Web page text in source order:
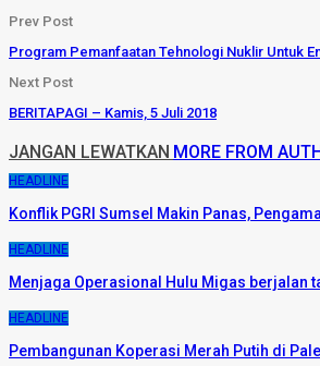
Prev Post
Program Pemanfaatan Tehnologi Nuklir Untuk
Next Post
BERITAPAGI – Kamis, 5 Juli 2018
JANGAN LEWATKAN MORE FROM
HEADLINE
Konflik PGRI Sumsel Makin Panas,
HEADLINE
Menjaga Operasional Hulu Migas berjalan
HEADLINE
Pembangunan Koperasi Merah Putih di